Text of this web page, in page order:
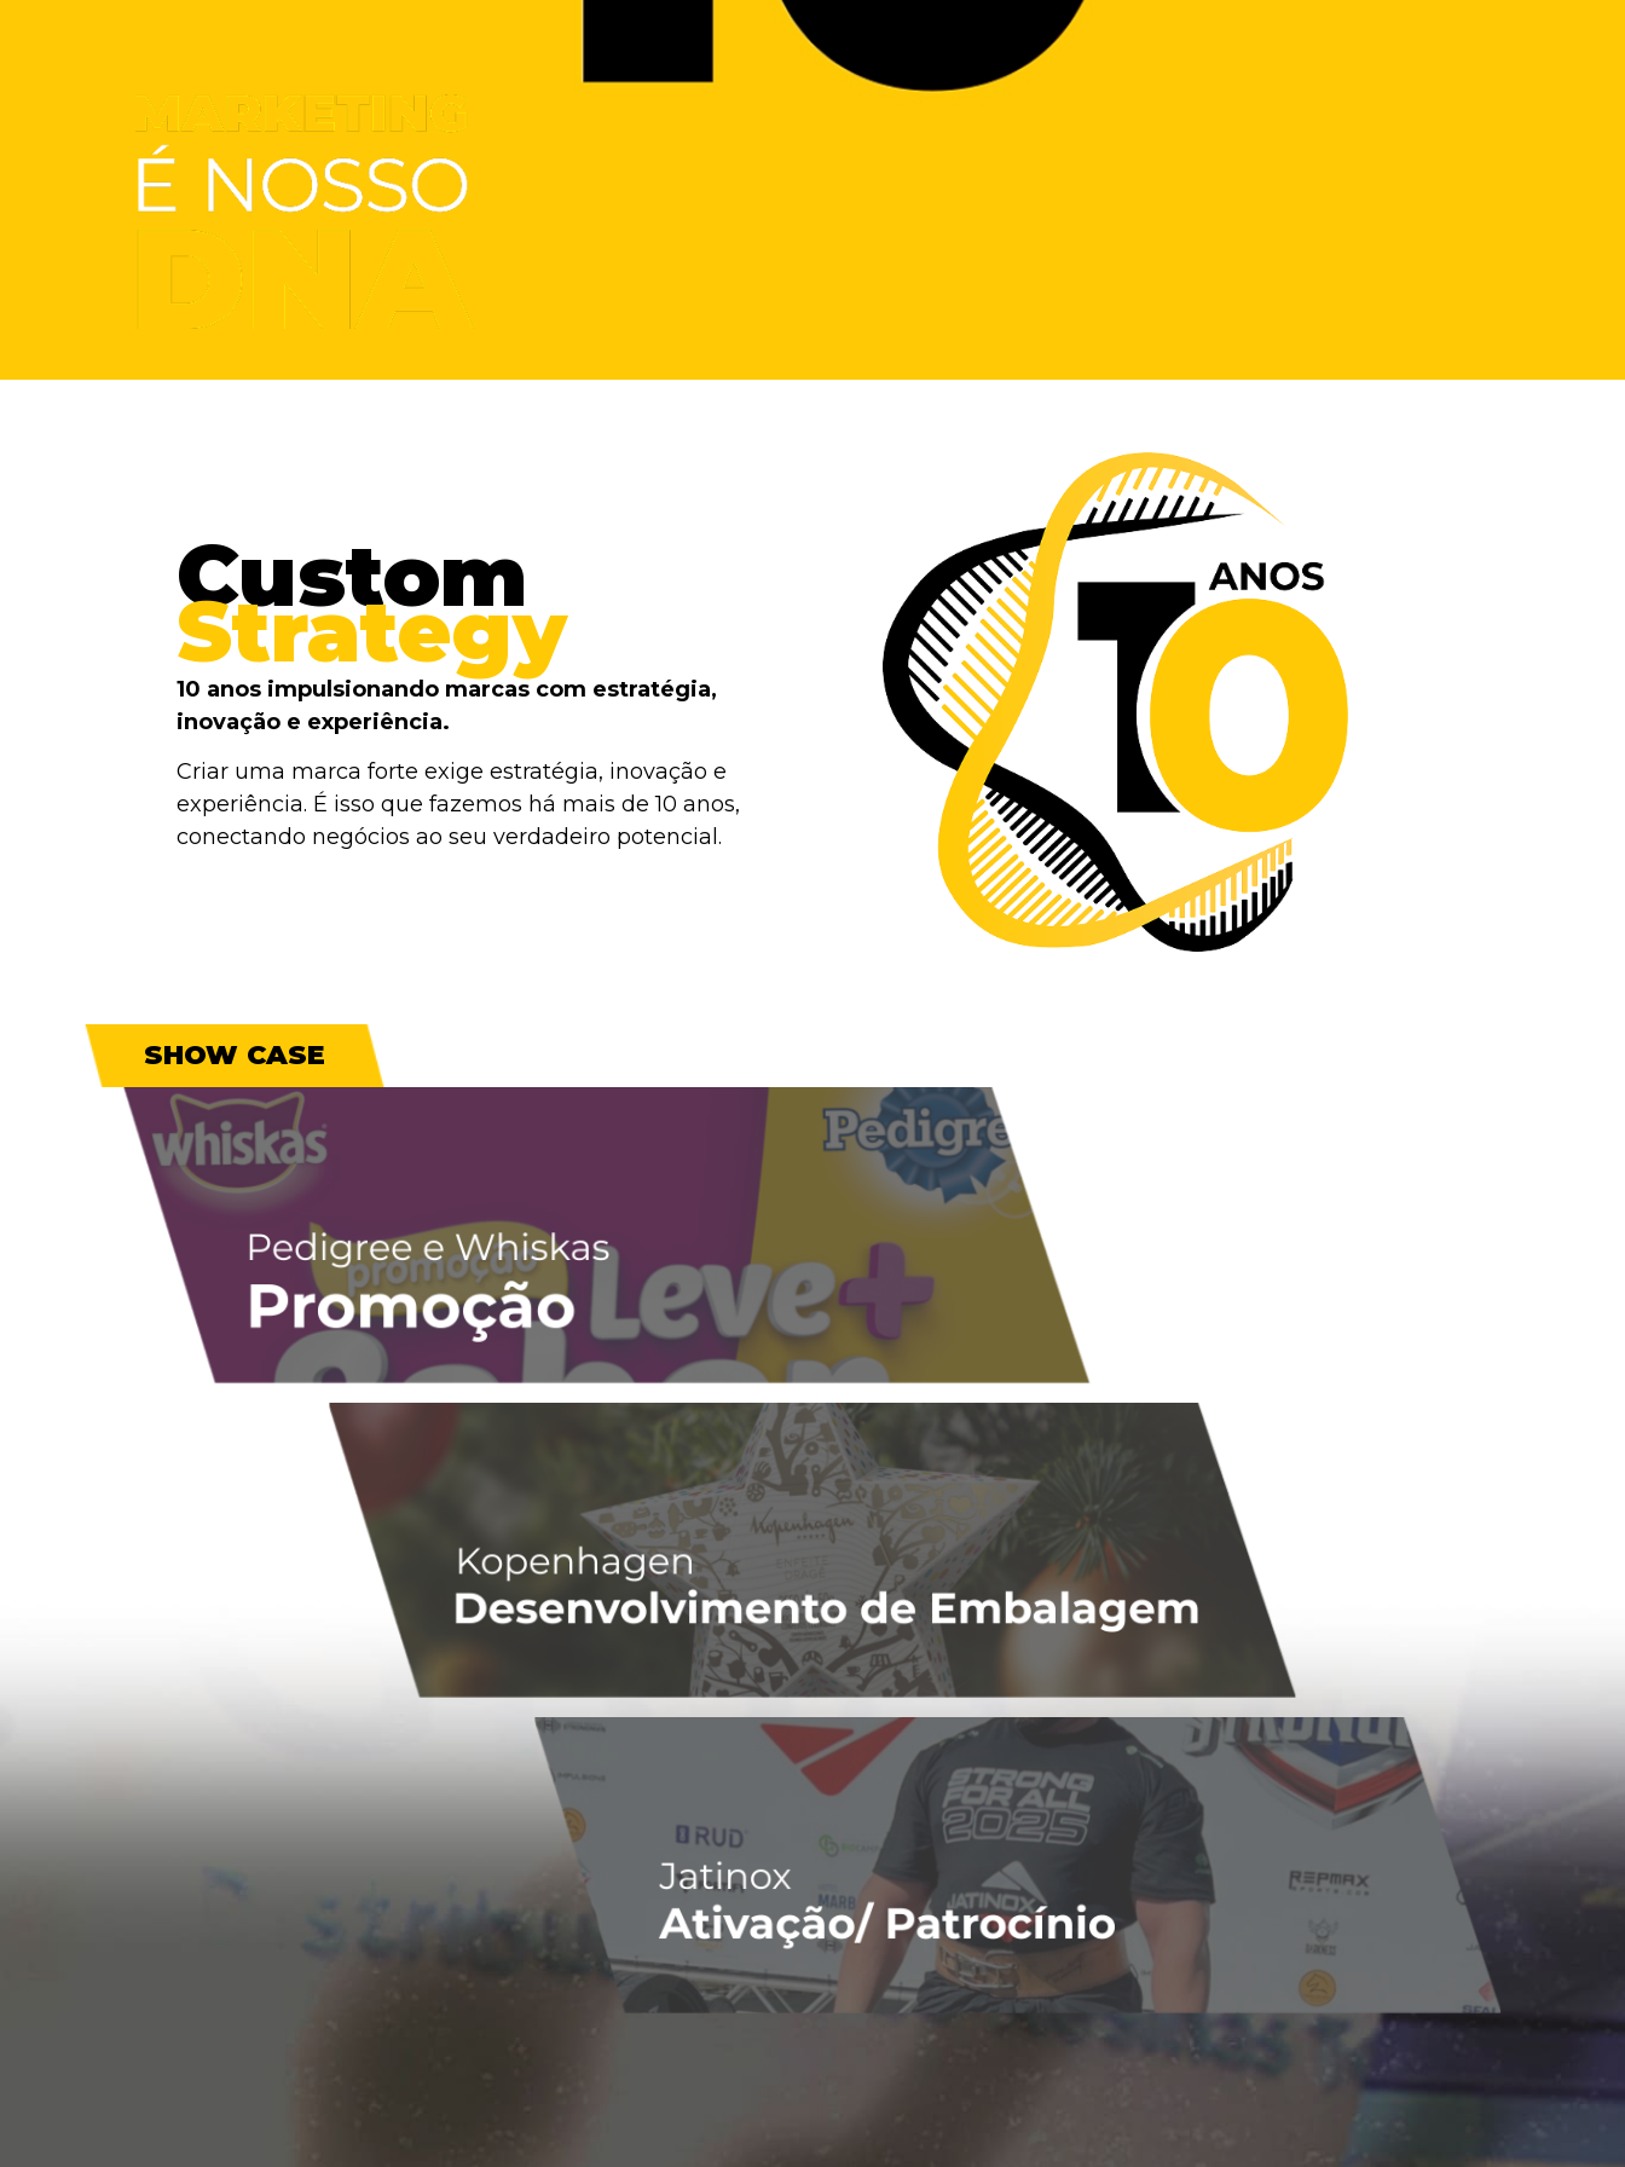
Custom
Strategy
10 anos impulsionando marcas com estratégia,
inovação e experiência.
Criar uma marca forte exige estratégia, inovação e
experiência. É isso que fazemos há mais de 10 anos,
conectando negócios ao seu verdadeiro potencial.
SHOW CASE